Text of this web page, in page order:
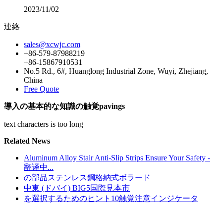
2023/11/02
連絡
sales@xcwjc.com
+86-579-87988219
+86-15867910531
No.5 Rd., 6#, Huanglong Industrial Zone, Wuyi, Zhejiang,
China
Free Quote
導入の基本的な知識の触覚pavings
text characters is too long
Related News
Aluminum Alloy Stair Anti-Slip Strips Ensure Your Safety -
翻译中...
の部品ステンレス鋼格納式ボラード
中東 (ドバイ) BIG5国際見本市
を選択するためのヒント10触覚注意インジケータ